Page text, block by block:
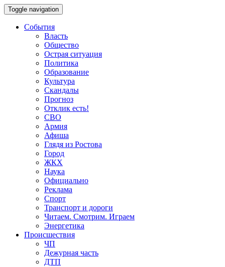
Toggle navigation
События
Власть
Общество
Острая ситуация
Политика
Образование
Культура
Скандалы
Прогноз
Отклик есть!
СВО
Армия
Афиша
Глядя из Ростова
Город
ЖКХ
Наука
Официально
Реклама
Спорт
Транспорт и дороги
Читаем. Смотрим. Играем
Энергетика
Происшествия
ЧП
Дежурная часть
ДТП